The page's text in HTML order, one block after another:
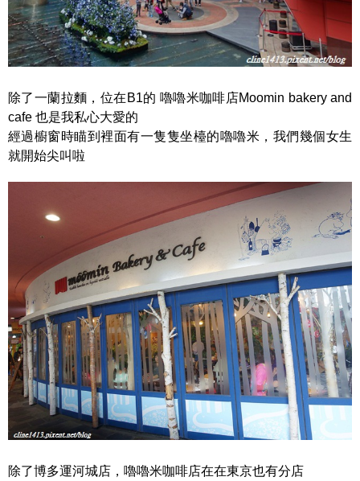
除了一蘭拉麵，位在B1的 嚕嚕米咖啡店Moomin bakery and
cafe 也是我私心大愛的
經過櫥窗時瞄到裡面有一隻隻坐檯的嚕嚕米，我們幾個女生
就開始尖叫啦
除了博多運河城店，嚕嚕米咖啡店在在東京也有分店